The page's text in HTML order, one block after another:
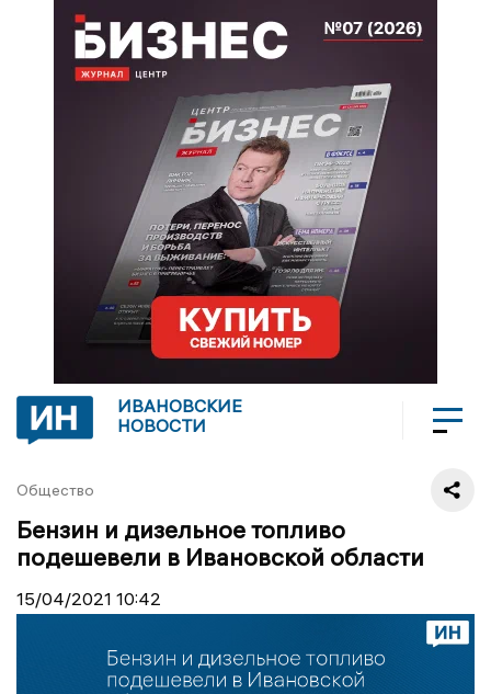
ИВАНОВСКИЕ
НОВОСТИ
Общество
Бензин и дизельное топливо
подешевели в Ивановской области
15/04/2021 10:42